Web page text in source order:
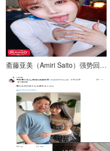
斋藤亚美（Amiri Saito）强势回归！